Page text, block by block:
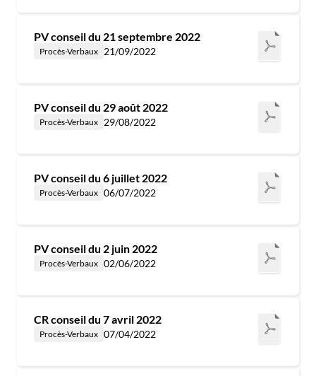
PV conseil du 21 septembre 2022
Procès-Verbaux 21/09/2022
PV conseil du 29 août 2022
Procès-Verbaux 29/08/2022
PV conseil du 6 juillet 2022
Procès-Verbaux 06/07/2022
PV conseil du 2 juin 2022
Procès-Verbaux 02/06/2022
CR conseil du 7 avril 2022
Procès-Verbaux 07/04/2022